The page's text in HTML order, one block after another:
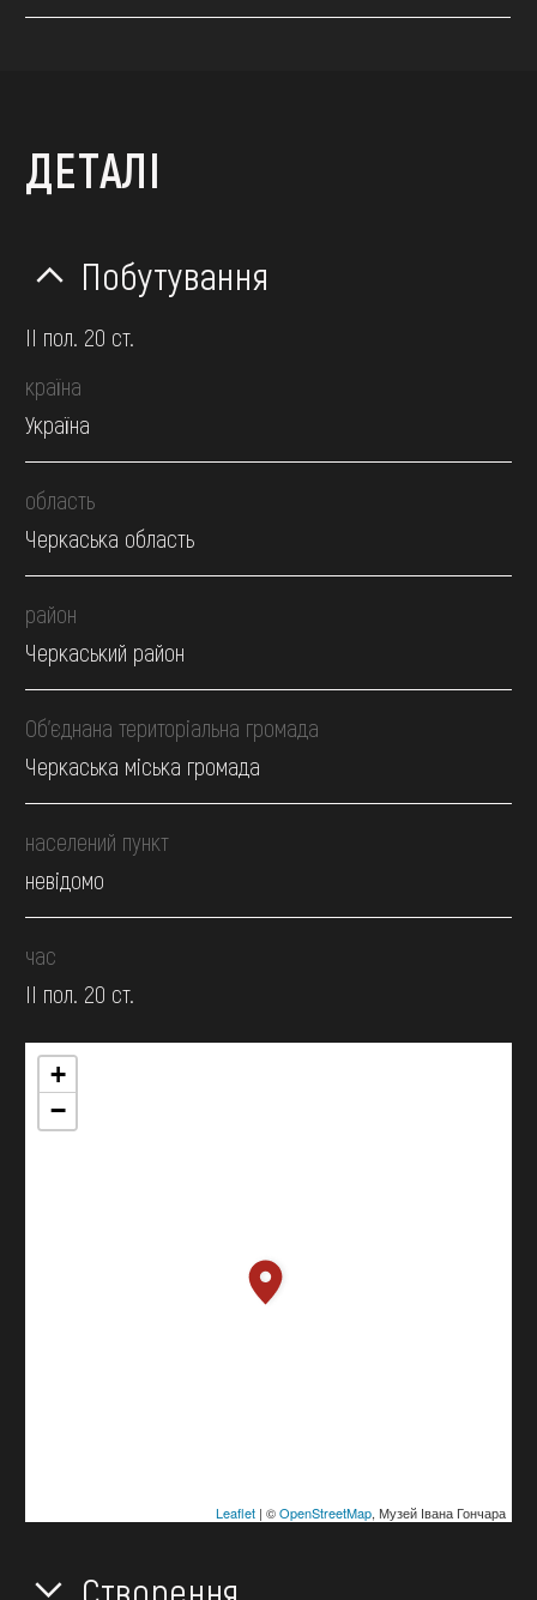
ДЕТАЛІ
Побутування
II пол. 20 ст.
країна
Україна
область
Черкаська область
район
Черкаський район
Об’єднана територіальна громада
Черкаська міська громада
населений пункт
невідомо
час
II пол. 20 ст.
+
−
Leaflet| ©OpenStreetMap, Музей Івана Гончара
Створення